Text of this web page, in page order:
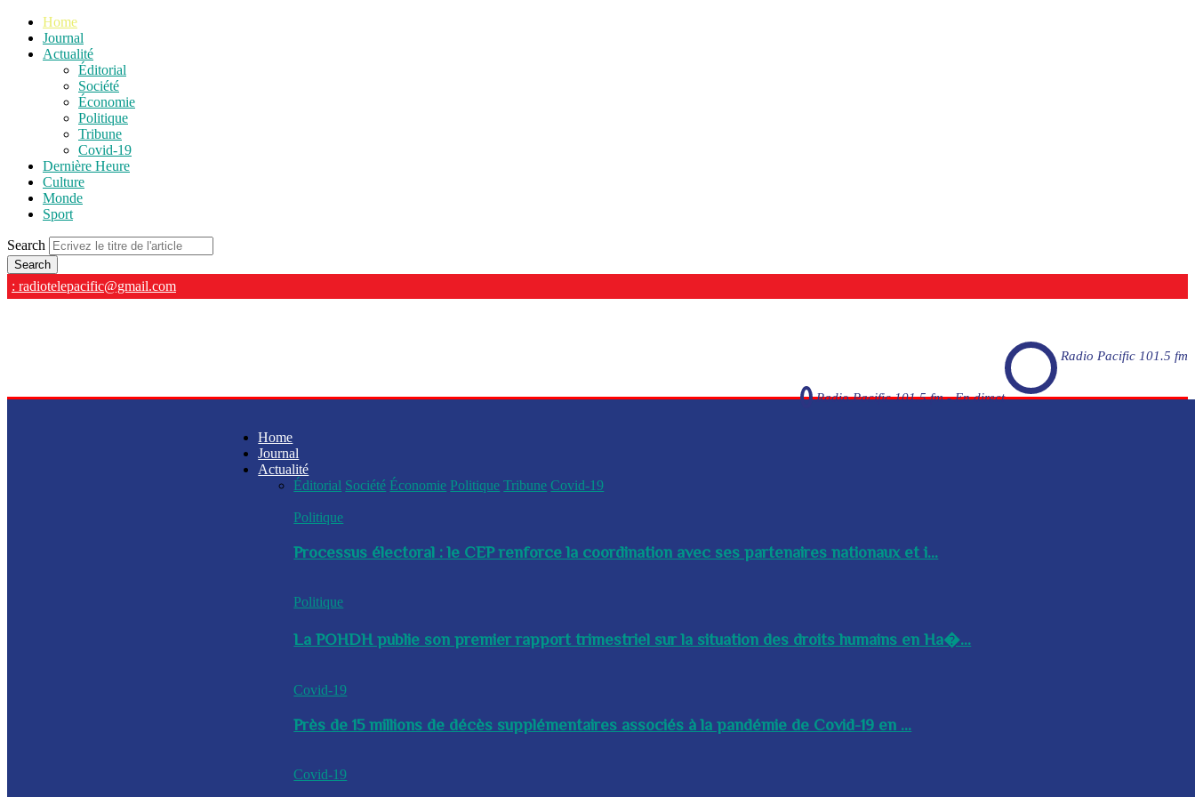
Home
Journal
Actualité
Éditorial
Société
Économie
Politique
Tribune
Covid-19
Dernière Heure
Culture
Monde
Sport
Search
: radiotelepacific@gmail.com
Radio Pacific 101.5 fm
Radio Pacific 101.5 fm - En direct
Home
Journal
Actualité
Éditorial Société Économie Politique Tribune Covid-19
Politique
Processus électoral : le CEP renforce la coordination avec ses partenaires nationaux et i...
Politique
La POHDH publie son premier rapport trimestriel sur la situation des droits humains en Ha�...
Covid-19
Près de 15 millions de décès supplémentaires associés à la pandémie de Covid-19 en ...
Covid-19